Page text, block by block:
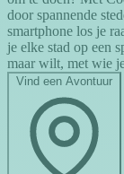
door spannende
smartphone los je
je elke stad op een
maar wilt, met wie
Vind een Avontuur